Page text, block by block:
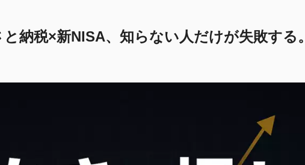
納税×新NISA、知らない人だけが失敗する。